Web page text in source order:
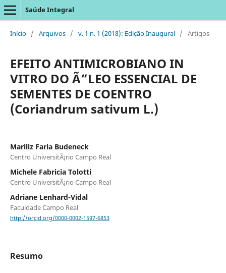
Saúde Integral
Início / Arquivos / v. 1 n. 1 (2018): Edição Inaugural / Artigos
EFEITO ANTIMICROBIANO IN
VITRO DO Ã“LEO ESSENCIAL DE
SEMENTES DE COENTRO
(Coriandrum sativum L.)
Mariliz Faria Budeneck
Centro UniversitÃ¡rio Campo Real
Michele Fabricia Tolotti
Centro UniversitÃ¡rio Campo Real
Adriane Lenhard-Vidal
Faculdade Campo Real
http://orcid.org/0000-0002-1597-6853
Resumo